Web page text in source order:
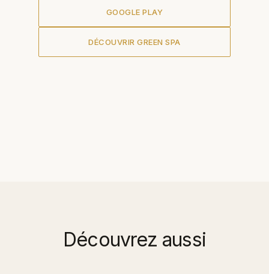
GOOGLE PLAY
DÉCOUVRIR GREEN SPA
Découvrez aussi